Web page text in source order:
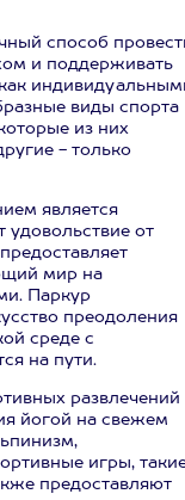
способ
и поддерживать
виды спорта
из них
- только
является
удовольствие от
мир на
Паркур
преодоления
среде с
на пути.
развлечений
йогой на свежем
игры,
предоставляют